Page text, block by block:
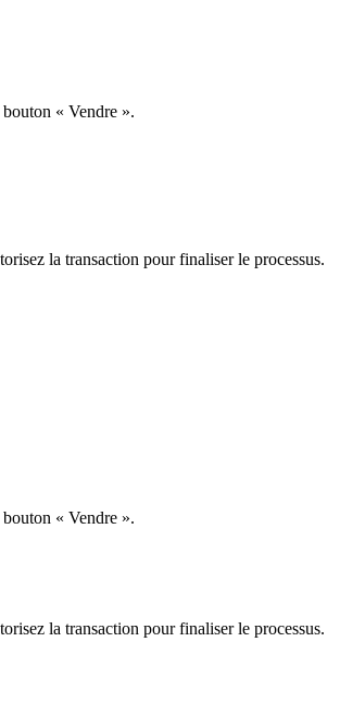
« Vendre ».
la transaction pour finaliser le processus.
« Vendre ».
la transaction pour finaliser le processus.